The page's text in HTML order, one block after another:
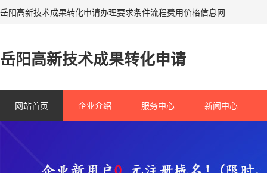
岳阳高新技术成果转化申请办理要求条件流程费用价格信息网
岳阳高新技术成果转化申请
网站首页 企业介绍 服务中心 新闻中心